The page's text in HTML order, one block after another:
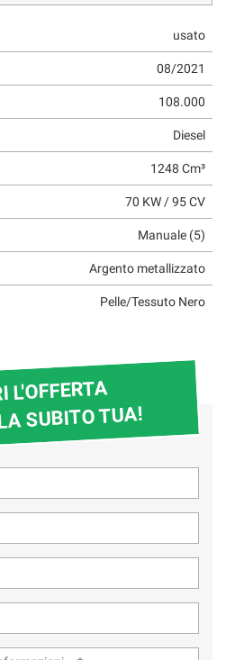
usato
08/2021
108.000
Diesel
1248 Cm³
70 KW / 95 CV
Manuale (5)
Argento metallizzato
Pelle/Tessuto Nero
L'OFFERTA
SUBITO TUA!